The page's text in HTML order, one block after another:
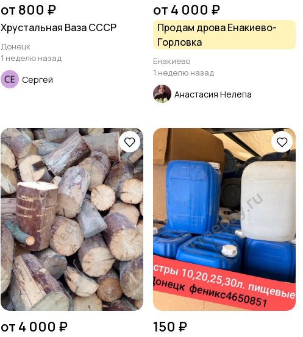
от 800 ₽
Хрустальная Ваза СССР
Донецк
1 неделю назад
Сергей
от 4 000 ₽
Продам дрова Енакиево-
Горловка
Енакиево
1 неделю назад
Анастасия Нелепа
от 4 000 ₽ 150 ₽